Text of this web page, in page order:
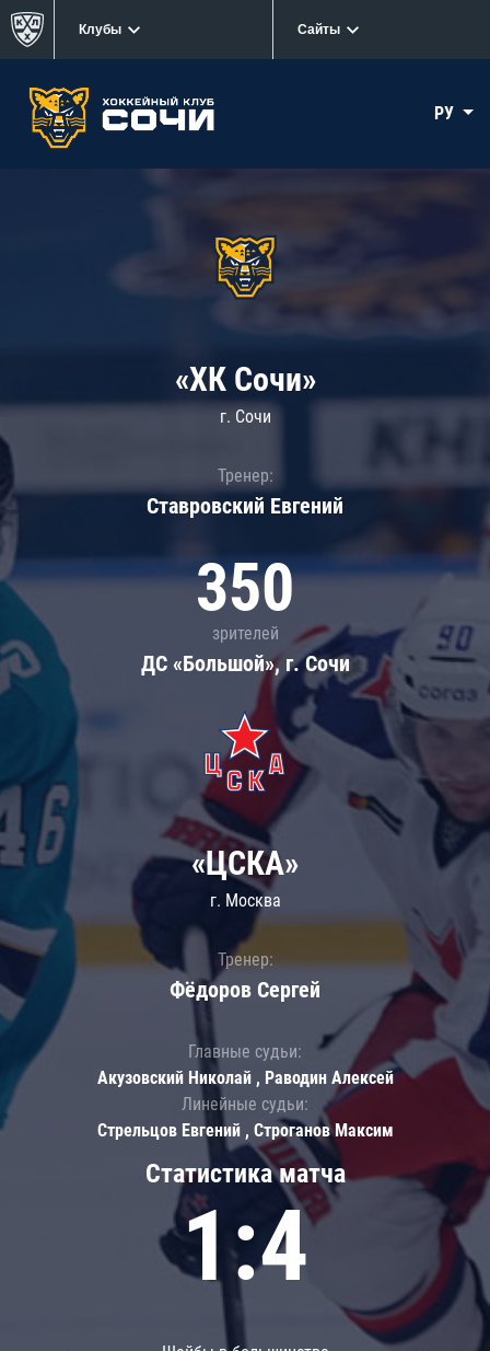
Клубы Сайты
РУ
«ХК Сочи»
г. Сочи
Тренер:
Ставровский Евгений
350
зрителей
ДС «Большой», г. Сочи
Статистика матча
1:4
«ЦСКА»
г. Москва
Тренер:
Фёдоров Сергей
Главные судьи:
Акузовский Николай , Раводин Алексей
Линейные судьи:
Стрельцов Евгений , Строганов Максим